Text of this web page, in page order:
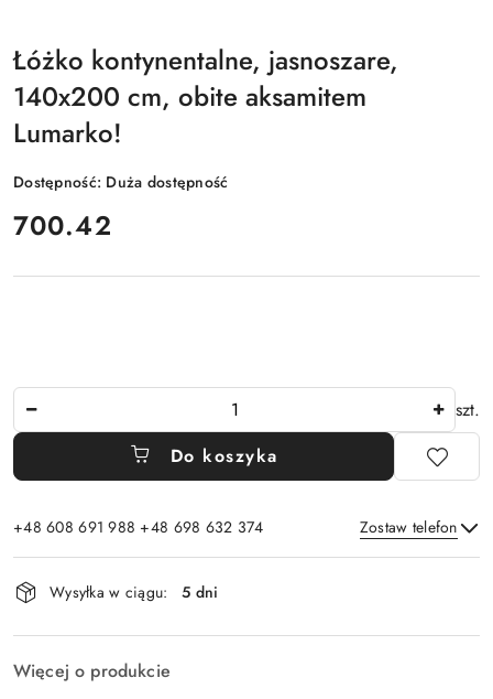
Łóżko kontynentalne, jasnoszare,
140x200 cm, obite aksamitem
Lumarko!
Dostępność: Duża dostępność
cena:
700.42
szt.
Do koszyka
+48 608 691 988 +48 698 632 374 Zostaw telefon
Dostępność
i
dostawa
Wysyłka w ciągu: 5 dni
Więcej o produkcie